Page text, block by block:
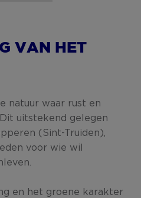
VAN HET
natuur waar rust en
uitstekend gelegen
(Sint-Truiden),
voor wie wil
en het groene karakter